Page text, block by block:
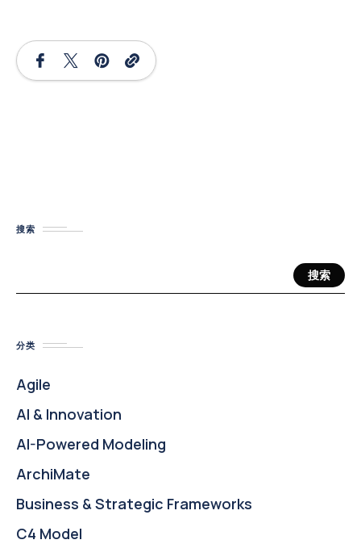
搜索
搜索
分类
Agile
AI & Innovation
AI-Powered Modeling
ArchiMate
Business & Strategic Frameworks
C4 Model